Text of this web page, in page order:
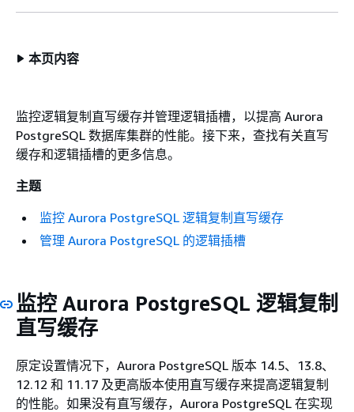
本页内容
监控逻辑复制直写缓存并管理逻辑插槽，以提高 Aurora
PostgreSQL 数据库集群的性能。接下来，查找有关直写
缓存和逻辑插槽的更多信息。
主题
监控 Aurora PostgreSQL 逻辑复制直写缓存
管理 Aurora PostgreSQL 的逻辑插槽
监控 Aurora PostgreSQL 逻辑复制
直写缓存
原定设置情况下，Aurora PostgreSQL 版本 14.5、13.8、
12.12 和 11.17 及更高版本使用直写缓存来提高逻辑复制
的性能。如果没有直写缓存，Aurora PostgreSQL 在实现